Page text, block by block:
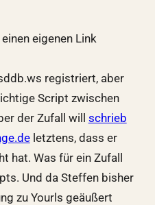
eigenen Link
registriert, aber
Script zwischen
der Zufall will schrieb
letztens, dass er
hat. Was für ein Zufall
Und da Steffen bisher
zu Yourls geäußert